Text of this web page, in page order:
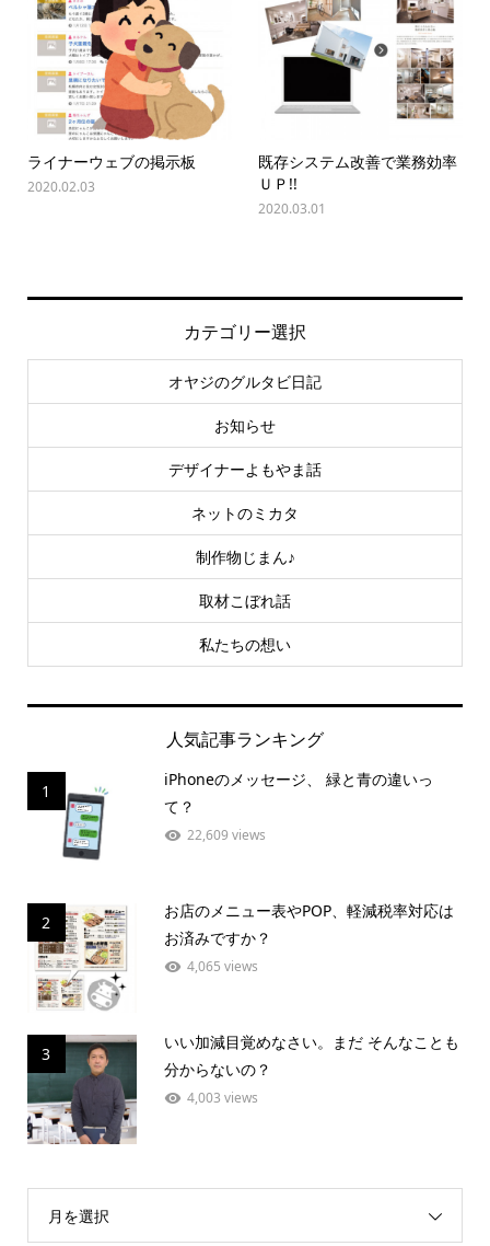
ライナーウェブの掲示板
2020.02.03
既存システム改善で業務効率
ＵＰ!!
2020.03.01
カテゴリー選択
オヤジのグルタビ日記
お知らせ
デザイナーよもやま話
ネットのミカタ
制作物じまん♪
取材こぼれ話
私たちの想い
人気記事ランキング
1
iPhoneのメッセージ、 緑と青の違いっ
て？
22,609 views
2
お店のメニュー表やPOP、軽減税率対応は
お済みですか？
4,065 views
3
いい加減目覚めなさい。まだ そんなことも
分からないの？
4,003 views
月を選択